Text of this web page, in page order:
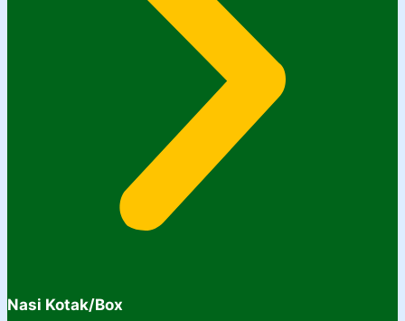
Nasi Kotak/Box